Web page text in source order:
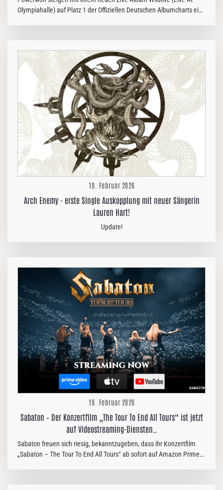
Olympiahalle) auf Platz 1 der Offiziellen Deutschen Albumcharts ein.
Metal Event (2022) und Wake Up The Wicked (2024) bereits zum
fünften Mal an der Spitze der deutschen Charts - und zementieren
damit ihren Status als eine der aktuell erfolgreichsten Bands!
Daneben hat sich die Band durch Premium Slots auf den wichtigsten
Rock- und Metal Festivals wie…
19. Februar 2026
Arch Enemy - erste Single Auskopplung mit neuer Sängerin
Lauren Hart!
Update!
19. Februar 2026
Sabaton – Der Konzertfilm „The Tour To End All Tours“ ist jetzt
auf Videostreaming-Diensten…
Sabaton freuen sich riesig, bekanntzugeben, dass ihr Konzertfilm
„Sabaton – The Tour To End All Tours“ ab sofort auf Amazon Prime
Europa tourte und 2024 weltweit in die Kinos kam, jetzt ganz